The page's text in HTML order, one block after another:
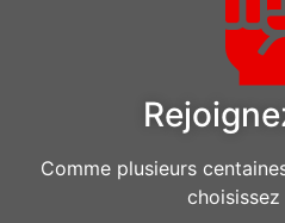
Comme plusieurs
choisissez